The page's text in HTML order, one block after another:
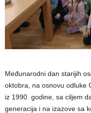
Međunarodni dan starijih
oktobra, na osnovu odluke
iz 1990. godine, sa ciljem
generacija i na izazove sa